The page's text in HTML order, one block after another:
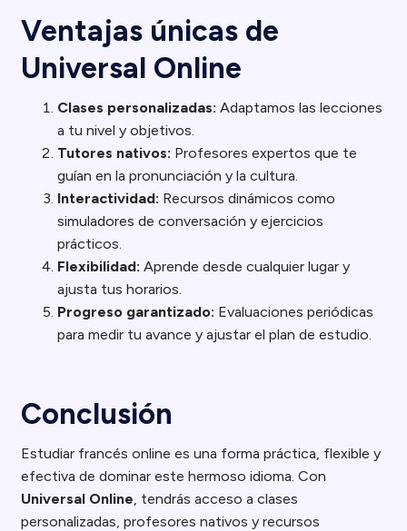
Ventajas únicas de
Universal Online
Clases personalizadas: Adaptamos las lecciones
a tu nivel y objetivos.
Tutores nativos: Profesores expertos que te
guían en la pronunciación y la cultura.
Interactividad: Recursos dinámicos como
simuladores de conversación y ejercicios
prácticos.
Flexibilidad: Aprende desde cualquier lugar y
ajusta tus horarios.
Progreso garantizado: Evaluaciones periódicas
para medir tu avance y ajustar el plan de estudio.
Conclusión
Estudiar francés online es una forma práctica, flexible y
efectiva de dominar este hermoso idioma. Con
Universal Online, tendrás acceso a clases
personalizadas, profesores nativos y recursos